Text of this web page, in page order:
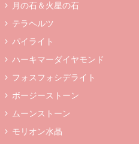
月の石＆火星の石
テラヘルツ
パイライト
ハーキマーダイヤモンド
フォスフォシデライト
ボージーストーン
ムーンストーン
モリオン水晶